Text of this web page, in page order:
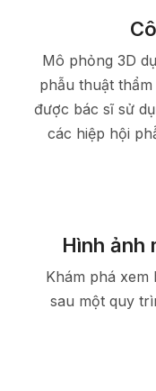
Mô phỏng 3D
phẫu thuật
được bác sĩ sử
các hiệp hội
Hình ảnh
Khám phá
sau một quy